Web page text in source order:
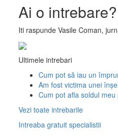
Ai o intrebare?
Iti raspunde Vasile Coman,
Ultimele intrebari
Cum pot să iau un
Am fost victima unei
Cum pot afla soldul meu
Vezi toate intrebarile
Intreaba gratuit specialistii